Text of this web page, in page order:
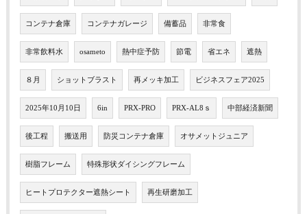
コンテナ倉庫 コンテナガレージ 備蓄品 非常食
非常飲料水 osameto 熱中症予防 節電 省エネ 遮熱
８月 ショットブラスト 再メッキ加工 ビジネスフェア2025
2025年10月10日 6in PRX-PRO PRX-AL8ｓ 中部経済新聞
後工程 搬送用 防災コンテナ倉庫 オサメットジュニア
樹脂フレーム 特殊形状ダイシングフレーム
ヒートプロテクター遮熱シート 再生研磨加工